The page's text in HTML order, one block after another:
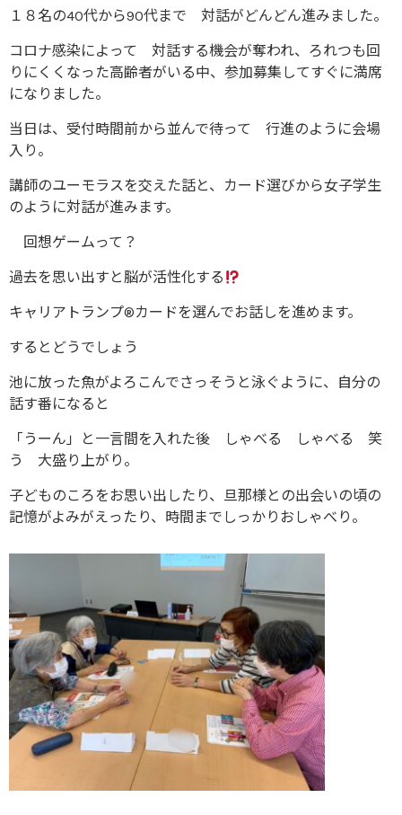
１８名の40代から90代まで 対話がどんどん進みました。
コロナ感染によって 対話する機会が奪われ、ろれつも回
りにくくなった高齢者がいる中、参加募集してすぐに満席
になりました。
当日は、受付時間前から並んで待って 行進のように会場
入り。
講師のユーモラスを交えた話と、カード選びから女子学生
のように対話が進みます。
回想ゲームって？
過去を思い出すと脳が活性化する
キャリアトランプ®カードを選んでお話しを進めます。
するとどうでしょう
池に放った魚がよろこんでさっそうと泳ぐように、自分の
話す番になると
「うーん」と一言間を入れた後 しゃべる しゃべる 笑
う 大盛り上がり。
子どものころをお思い出したり、旦那様との出会いの頃の
記憶がよみがえったり、時間までしっかりおしゃべり。